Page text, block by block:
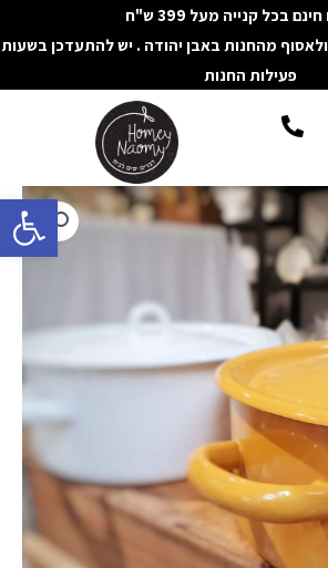
פתח
בכל קנייה מעל 399 ש"ח
מהחנות באבן יהודה . יש להתעדכן בשעות
פעילות החנות